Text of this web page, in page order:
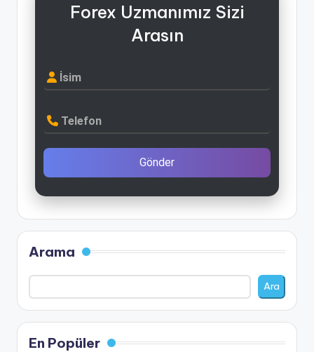
Forex Uzmanımız Sizi
Arasın
İsim
Telefon
Gönder
Arama
Ara
En Popüler